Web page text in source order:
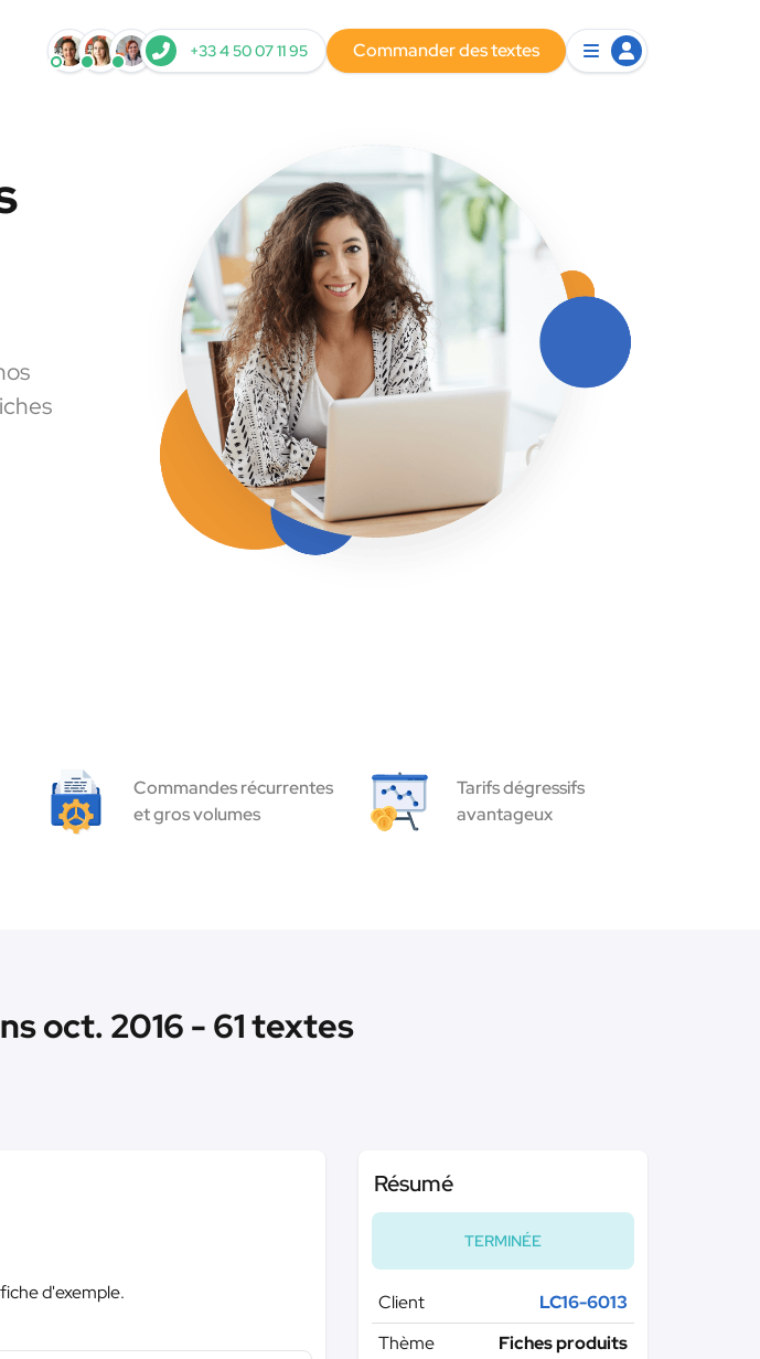
+33 4 50 07 11 95 Commander des textes
Commandes récurrentes
et gros volumes
Tarifs dégressifs
avantageux
oct. 2016 - 61 textes
d'exemple.
Résumé
TERMINÉE
Client
LC16-6013
Thème
Fiches produits